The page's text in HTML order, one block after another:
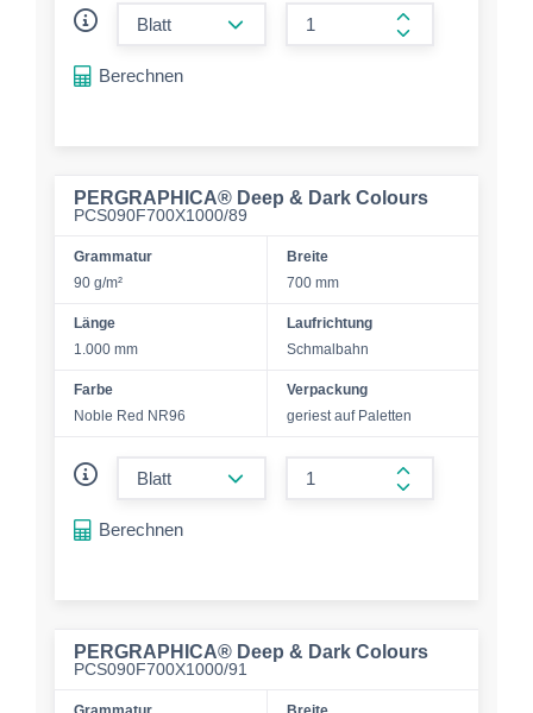
form.increase-
Berechnen
PERGRAPHICA® Deep & Dark Colours
PCS090F700X1000/89
Grammatur
90 g/m²
Breite
700 mm
Länge
1.000 mm
Laufrichtung
Schmalbahn
Farbe
Noble Red NR96
Verpackung
geriest auf Paletten
form.increase-
Berechnen
PERGRAPHICA® Deep & Dark Colours
PCS090F700X1000/91